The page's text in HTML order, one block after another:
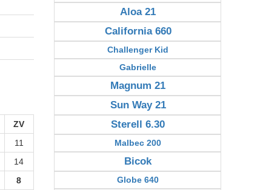
ZV
11
14
8
Aloa 21
California 660
Challenger Kid
Gabrielle
Magnum 21
Sun Way 21
Sterell 6.30
Malbec 200
Bicok
Globe 640